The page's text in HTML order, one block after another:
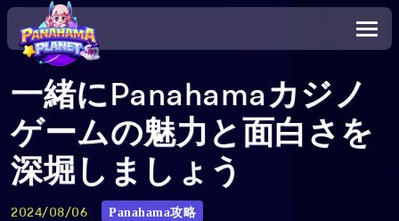
一緒にPanahamaカジノ
ゲームの魅力と面白さを
深堀しましょう
2024/08/06 Panahama攻略